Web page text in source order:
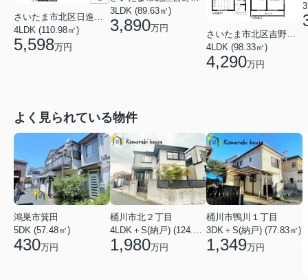
4LDK (110.98㎡)
5,598万円
3LDK (89.63㎡)
3,890万円
4LDK (98.33㎡)
4,290万円
よく見られている物件
鴻巣市箕田
5DK (57.48㎡)
430万円
桶川市北２丁目
1,980万円
桶川市鴨川１丁目
3DK＋S(納戸) (77.83㎡)
1,349万円